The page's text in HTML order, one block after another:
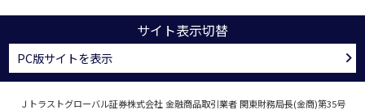
サイト表示切替
PC版サイトを表示
Ｊトラストグローバル証券株式会社 金融商品取引業者 関東財務局長(金商)第35号